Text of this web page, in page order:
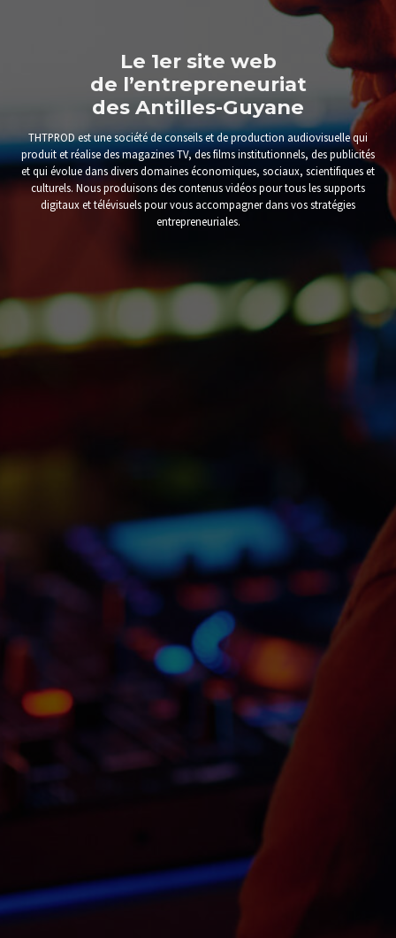
Le 1er site web
de l’entrepreneuriat
des Antilles-Guyane
THTPROD est une société de conseils et de production audiovisuelle qui
produit et réalise des magazines TV, des films institutionnels, des publicités
et qui évolue dans divers domaines économiques, sociaux, scientifiques et
culturels. Nous produisons des contenus vidéos pour tous les supports
digitaux et télévisuels pour vous accompagner dans vos stratégies
entrepreneuriales.